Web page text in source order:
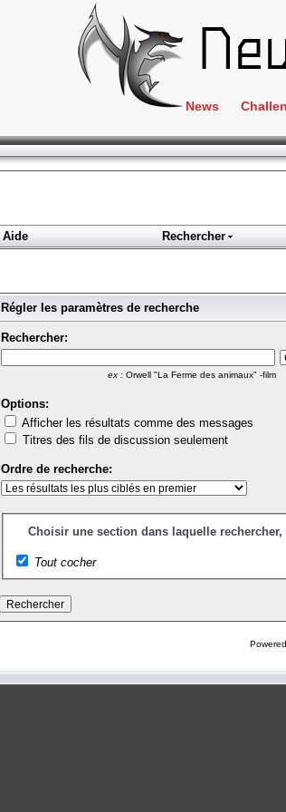
News
Aide Rechercher
Régler les paramètres de recherche
Rechercher:
ex :Orwell "La Ferme des animaux" -film
Options:
Afficher les résultats comme des messages
Titres des fils de discussion seulement
Ordre de recherche:
Choisir une section dans laquelle
Tout cocher